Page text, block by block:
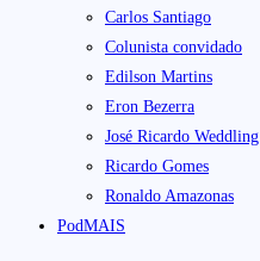
Carlos Santiago
Colunista convidado
Edilson Martins
Eron Bezerra
José Ricardo Weddling
Ricardo Gomes
Ronaldo Amazonas
PodMAIS